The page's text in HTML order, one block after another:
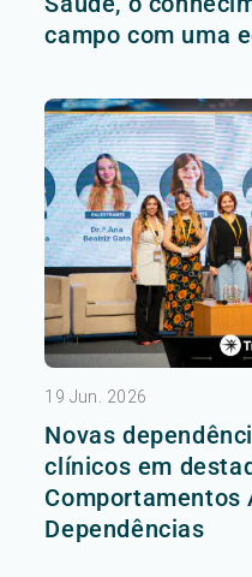
campo com uma
19 Jun. 2026
Novas
clínicos em
Comportamentos
Dependências